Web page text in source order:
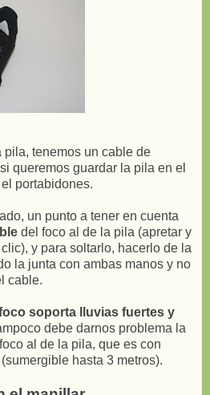
tenemos un cable de
queremos guardar la pila en el
portabidones.
un punto a tener en cuenta
del foco al de la pila (apretar y
y para soltarlo, hacerlo de la
la junta con ambas manos y no
cable.
soporta lluvias fuertes y
debe darnos problema la
al de la pila, que es con
hasta 3 metros).